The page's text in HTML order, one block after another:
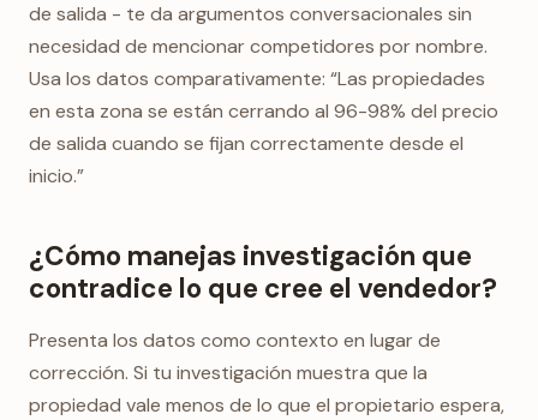
de salida - te da argumentos conversacionales sin
necesidad de mencionar competidores por nombre.
Usa los datos comparativamente: “Las propiedades
en esta zona se están cerrando al 96-98% del precio
de salida cuando se fijan correctamente desde el
inicio.”
¿Cómo manejas investigación que
contradice lo que cree el vendedor?
Presenta los datos como contexto en lugar de
corrección. Si tu investigación muestra que la
propiedad vale menos de lo que el propietario espera,